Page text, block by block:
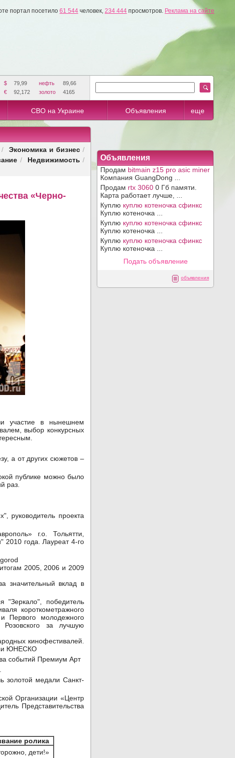
портал посетило 61 544 человек, 234 444 просмотров. Реклама на сайте
$ 79,99 нефть
89,66
€
92,172 золото 4165
СВО на Украине Объявления еще
/ Экономика и бизнес/
/ Недвижимость /
«Черно-
участие в нынешнем
выбор конкурсных
а от других сюжетов –
публике можно было
раз.
руководитель проекта
г.о. Тольятти,
2010 года. Лауреат 4-го
2005, 2006 и 2009
значительный вклад в
"Зеркало", победитель
короткометражного
Первого молодежного
за лучшую
кинофестивалей.
ЮНЕСКО
событий Премиум Арт
золотой медали Санкт-
Организации «Центр
Представительства
ролика
дети!»
Объявления
Продам bitmain z15 pro asic miner
Компания GuangDong ...
Продам rtx 3060 0 Гб памяти.
Карта работает лучше, ...
Куплю куплю котеночка сфинкс
Куплю котеночка ...
Куплю куплю котеночка сфинкс
Куплю котеночка ...
Куплю куплю котеночка сфинкс
Куплю котеночка ...
Подать объявление
объявления